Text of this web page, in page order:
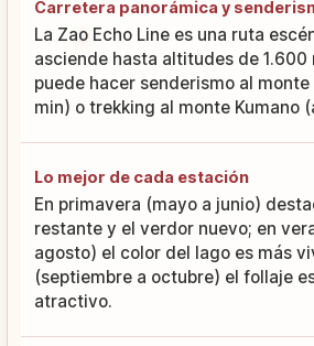
Carretera panorámica y
La Zao Echo Line es una ruta
asciende hasta altitudes de 1.600
puede hacer senderismo al
min) o trekking al monte Kumano
Lo mejor de cada estación
En primavera (mayo a junio)
restante y el verdor nuevo; en
agosto) el color del lago es más
(septiembre a octubre) el follaje
atractivo.